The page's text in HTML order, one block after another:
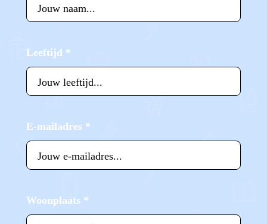
Leeftijd *
E-mailadres *
Woonplaats *